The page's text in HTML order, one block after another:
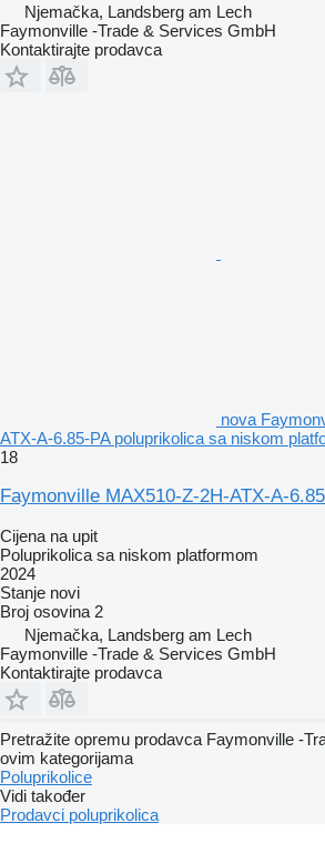
Njemačka, Landsberg am Lech
Faymonville -Trade & Services GmbH
Kontaktirajte prodavca
nova
ATX-A-6.85-PA poluprikolica sa niskom
18
Faymonville MAX510-Z-2H-ATX-A-
Cijena na upit
Poluprikolica sa niskom platformom
2024
Stanje novi
Broj osovina 2
Njemačka, Landsberg am Lech
Faymonville -Trade & Services GmbH
Kontaktirajte prodavca
Pretražite opremu prodavca Faymonville -
ovim kategorijama
Poluprikolice
Vidi također
Prodavci poluprikolica